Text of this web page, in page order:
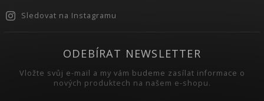
Sledovat na Instagramu
ODEBÍRAT NEWSLETTER
Vložte svůj e-mail a my vám budeme zasílat informace o
nových produktech na našem e-shopu.